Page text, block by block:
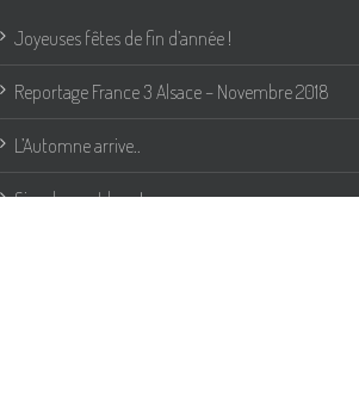
Joyeuses fêtes de fin d’année !
Reportage France 3 Alsace – Novembre 2018
L’Automne arrive..
Simplement bon !